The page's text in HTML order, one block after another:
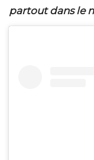
partout dans le